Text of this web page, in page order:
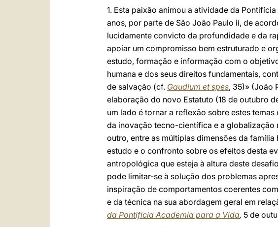
1. Esta paixão animou a atividade da
anos, por parte de São João Paulo ii, de
lucidamente convicto da profundidade e da
apoiar um compromisso bem estruturado e
estudo, formação e informação com o
humana e dos seus direitos fundamentais,
de salvação (cf. Gaudium et spes, 35)» (João
elaboração do novo Estatuto (18 de outubro
um lado é tornar a reflexão sobre estes
da inovação tecno-científica e a globalização
outro, entre as múltiplas dimensões da
estudo e o confronto sobre os efeitos desta
antropológica que esteja à altura deste
pode limitar-se à solução dos problemas
inspiração de comportamentos coerentes
e da técnica na sua abordagem geral em
da Pontifícia Academia para a Vida, 5 de